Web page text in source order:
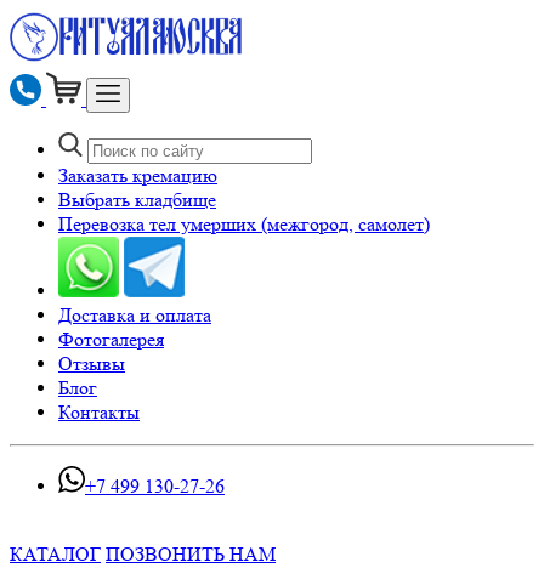
Заказать кремацию
Выбрать кладбище
Перевозка тел умерших (межгород, самолет)
Доставка и оплата
Фотогалерея
Отзывы
Блог
Контакты
+7 499 130-27-26
КАТАЛОГ ПОЗВОНИТЬ НАМ